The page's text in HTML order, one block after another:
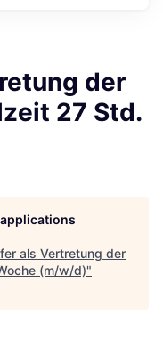
der
27 Std.
als Vertretung der
(m/w/d)"